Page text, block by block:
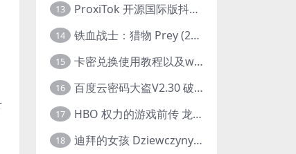
13 ProxiTok 开源国际版抖音TikTok网页版 国内网络直连
14 铁血战士：猎物 Prey (2022) 中英字幕 1080P
15 卡密兑换使用教程以及windows使用教程
16 百度云密码大盗V2.30 破解分享链接提取码
17 HBO 权力的游戏前传 龙之家族 House of the Dragon (2022) 中字 1080P 更新4集
18 迪拜的女孩 Dziewczyny z Dubaju (2021) 1080P 中字